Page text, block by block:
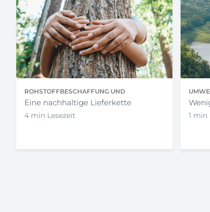
ROHSTOFFBESCHAFFUNG UND
PRODUKTION
Eine nachhaltige Lieferkette
4 min Lesezeit 1 min